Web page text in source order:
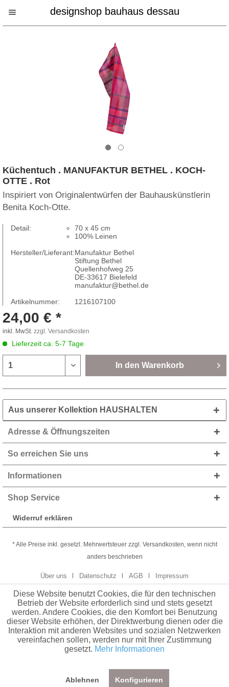
designshop bauhaus dessau
Küchentuch . MANUFAKTUR BETHEL . KOCH-
OTTE . Rot
Inspiriert von Originalentwürfen der Bauhauskünstlerin
Benita Koch-Otte.
Detail:
70 x 45 cm
100% Leinen
Hersteller/Lieferant:Manufaktur Bethel
Stiftung Bethel
Quellenhofweg 25
DE-33617 Bielefeld
manufaktur@bethel.de
Artikelnummer:
1216107100
24,00 € *
inkl. MwSt. zzgl. Versandkosten
Lieferzeit ca. 5-7 Tage
In den Warenkorb
Aus unserer Kollektion HAUSHALTEN
Adresse & Öffnungszeiten
So erreichen Sie uns
Informationen
Shop Service
Widerruf erklären
* Alle Preise inkl. gesetzl. Mehrwertsteuer zzgl. Versandkosten, wenn nicht
anders beschrieben
Über uns Datenschutz AGB Impressum
Diese Website benutzt Cookies, die für den technischen
Betrieb der Website erforderlich sind und stets gesetzt
werden. Andere Cookies, die den Komfort bei Benutzung
dieser Website erhöhen, der Direktwerbung dienen oder die
Interaktion mit anderen Websites und sozialen Netzwerken
vereinfachen sollen, werden nur mit Ihrer Zustimmung
gesetzt. Mehr Informationen
Ablehnen Konfigurieren